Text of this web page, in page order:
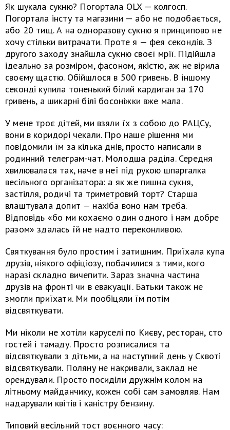
Як шукала сукню? Погортала OLX — колгосп.
Погортала інсту та магазини — або не подобається,
або 20 тищ. А на одноразову сукню я принципово не
хочу стільки витрачати. Проте я — фея секондів. З
другого заходу знайшла сукню своєї мрії. Підійшла
ідеально за розміром, фасоном, якістю, аж не вірила
своєму щастю. Обійшлося в 500 гривень. В іншому
секонді купила тоненький білий кардиган за 170
гривень, а шикарні білі босоніжки вже мала.
У мене троє дітей, ми взяли їх з собою до РАЦСу,
вони в коридорі чекали. Про наше рішення ми
повідомили їм за кілька днів, просто написали в
родинний телеграм-чат. Молодша раділа. Середня
хвилювалася так, наче в неї під рукою шпаргалка
весільного організатора: а як же пишна сукня,
застілля, родичі та триметровий торт? Старша
влаштувала допит — нахіба воно нам треба.
Відповідь «бо ми кохаємо один одного і нам добре
разом» здалась їй не надто переконливою.
Святкування було простим і затишним. Приїхала купа
друзів, ніякого офіціозу, побачилися з тими, кого
наразі складно вичепити. Зараз значна частина
друзів на фронті чи в евакуації. Батьки також не
змогли приїхати. Ми пообіцяли їм потім
відсвяткувати.
Ми ніколи не хотіли каруселі по Києву, ресторан, сто
гостей і тамаду. Просто розписалися та
відсвяткували з дітьми, а на наступний день у Сквоті
відсвяткували. Поляну не накривали, заклад не
орендували. Просто посиділи дружнім колом на
літньому майданчику, кожен собі сам замовляв. Нам
надарували квітів і каністру бензину.
Типовий весільний тост воєнного часу: